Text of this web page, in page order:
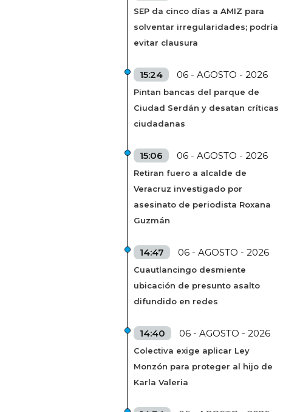
SEP da cinco días a AMIZ para
solventar irregularidades; podría
evitar clausura
15:24 06 - AGOSTO - 2026
Pintan bancas del parque de
Ciudad Serdán y desatan críticas
ciudadanas
15:06 06 - AGOSTO - 2026
Retiran fuero a alcalde de
Veracruz investigado por
asesinato de periodista Roxana
Guzmán
14:47 06 - AGOSTO - 2026
Cuautlancingo desmiente
ubicación de presunto asalto
difundido en redes
14:40 06 - AGOSTO - 2026
Colectiva exige aplicar Ley
Monzón para proteger al hijo de
Karla Valeria